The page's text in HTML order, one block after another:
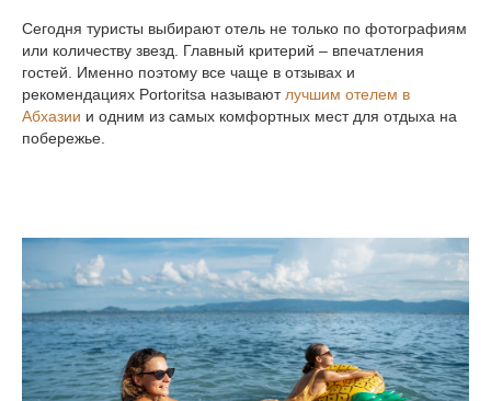
Сегодня туристы выбирают отель не только по фотографиям
или количеству звезд. Главный критерий – впечатления
гостей. Именно поэтому все чаще в отзывах и
рекомендациях Portoritsa называют лучшим отелем в
Абхазии и одним из самых комфортных мест для отдыха на
побережье.